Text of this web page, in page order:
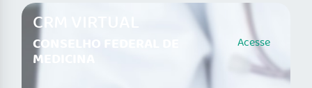
CRM VIRTUAL
CONSELHO FEDERAL DE
MEDICINA
Acesse